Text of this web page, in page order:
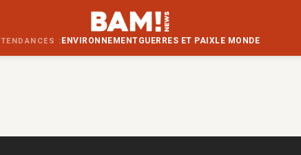
TENDANCES : ENVIRONNEMENTGUERRES ET PAIXLE MONDE